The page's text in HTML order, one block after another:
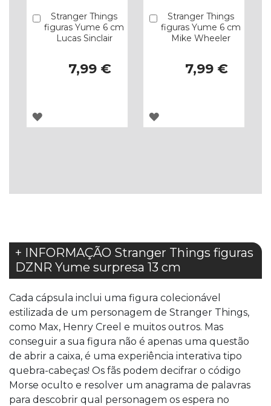
Stranger Things
figuras Yume 6 cm
Lucas Sinclair
7,99 €
Comprar
ADICIONAR
Stranger Things
figuras Yume 6 cm
Mike Wheeler
7,99 €
Comprar
ADICIONAR
+ INFORMAÇÃO Stranger Things figuras
DZNR Yume surpresa 13 cm
Cada cápsula inclui uma figura colecionável
estilizada de um personagem de Stranger Things,
como Max, Henry Creel e muitos outros. Mas
conseguir a sua figura não é apenas uma questão
de abrir a caixa, é uma experiência interativa tipo
quebra-cabeças! Os fãs podem decifrar o código
Morse oculto e resolver um anagrama de palavras
para descobrir qual personagem os espera no